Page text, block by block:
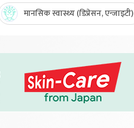
मानसिक स्वास्थ्य (डिप्रेसन, एन्जाइटी)